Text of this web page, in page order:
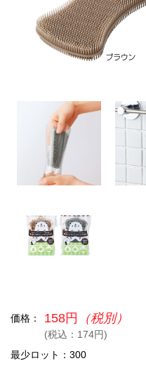
価格： 158円 （税別）
(税込：174円)
最少ロット：300